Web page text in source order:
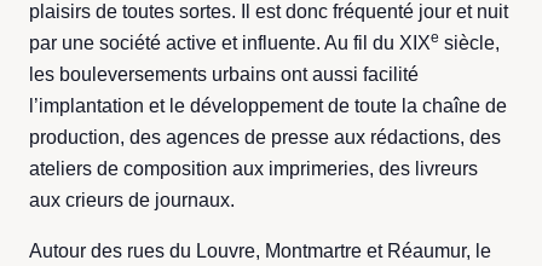
plaisirs de toutes sortes. Il est donc fréquenté jour et nuit
par une société active et influente. Au fil du XIXe siècle,
les bouleversements urbains ont aussi facilité
l’implantation et le développement de toute la chaîne de
production, des agences de presse aux rédactions, des
ateliers de composition aux imprimeries, des livreurs
aux crieurs de journaux.
Autour des rues du Louvre, Montmartre et Réaumur, le